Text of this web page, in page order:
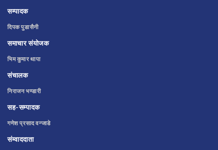
सम्पादक
दिपक पुडासैनी
समाचार संयोजक
भिम कुमार थापा
संचालक
निराजन भण्डारी
सह-सम्पादक
गणेश प्रसाद वन्जाडे
संम्वाददाता